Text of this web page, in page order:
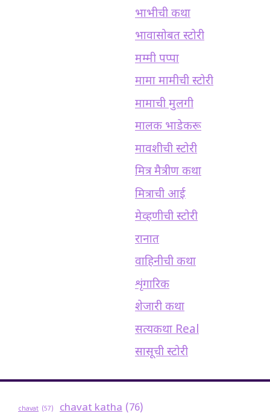
भाभीची कथा
भावासोबत स्टोरी
मम्मी पप्पा
मामा मामीची स्टोरी
मामाची मुलगी
मालक भाडेकरू
मावशीची स्टोरी
मित्र मैत्रीण कथा
मित्राची आई
मेव्हणीची स्टोरी
रानात
वाहिनीची कथा
शृंगारिक
शेजारी कथा
सत्यकथा Real
सासूची स्टोरी
chavat (57) chavat katha (76)